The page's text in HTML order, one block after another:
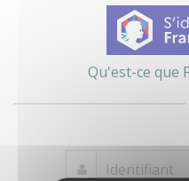
Qu'est-ce que